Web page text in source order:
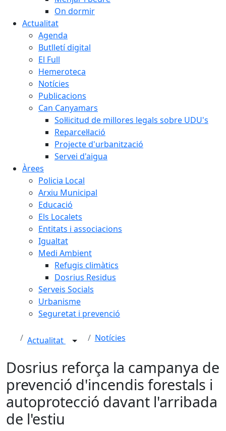
On dormir
Actualitat
Agenda
Butlletí digital
El Full
Hemeroteca
Notícies
Publicacions
Can Canyamars
Sol·licitud de millores legals sobre UDU's
Reparcel·lació
Projecte d'urbanització
Servei d'aigua
Àrees
Policia Local
Arxiu Municipal
Educació
Els Localets
Entitats i associacions
Igualtat
Medi Ambient
Refugis climàtics
Dosrius Residus
Serveis Socials
Urbanisme
Seguretat i prevenció
Actualitat Notícies
Dosrius reforça la campanya de
prevenció d'incendis forestals i
autoprotecció davant l'arribada
de l'estiu